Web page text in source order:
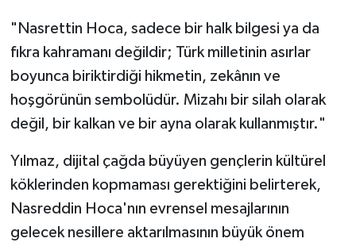
"Nasrettin Hoca, sadece bir halk bilgesi ya da
fıkra kahramanı değildir; Türk milletinin asırlar
boyunca biriktirdiği hikmetin, zekânın ve
hoşgörünün sembolüdür. Mizahı bir silah olarak
değil, bir kalkan ve bir ayna olarak kullanmıştır."
Yılmaz, dijital çağda büyüyen gençlerin kültürel
köklerinden kopmaması gerektiğini belirterek,
Nasreddin Hoca'nın evrensel mesajlarının
gelecek nesillere aktarılmasının büyük önem